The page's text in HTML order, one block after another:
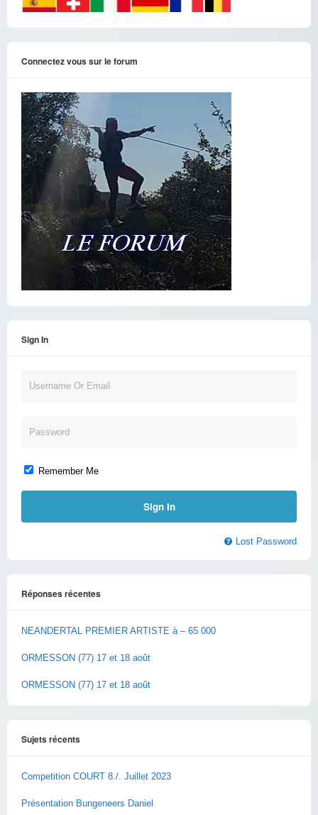
Connectez vous sur le forum
Sign In
Remember Me
Lost Password
Réponses récentes
NEANDERTAL PREMIER ARTISTE à – 65 000
ORMESSON (77) 17 et 18 août
ORMESSON (77) 17 et 18 août
Sujets récents
Competition COURT 8./. Juillet 2023
Présentation Bungeneers Daniel